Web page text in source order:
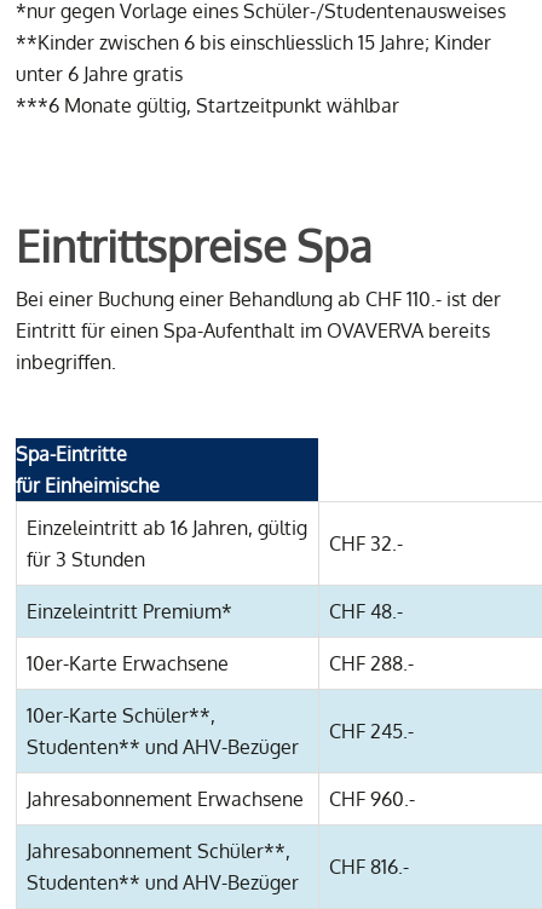
*nur gegen Vorlage eines Schüler-/Studentenausweises
**Kinder zwischen 6 bis einschliesslich 15 Jahre; Kinder
unter 6 Jahre gratis
***6 Monate gültig, Startzeitpunkt wählbar
Eintrittspreise Spa
Bei einer Buchung einer Behandlung ab CHF 110.- ist der
Eintritt für einen Spa-Aufenthalt im OVAVERVA bereits
inbegriffen.
Spa-Eintritte
für Einheimische
Einzeleintritt ab 16 Jahren, gültig
für 3 Stunden
CHF 32.-
Einzeleintritt Premium* CHF 48.-
10er-Karte Erwachsene CHF 288.-
10er-Karte Schüler**,
Studenten** und AHV-Bezüger
CHF 245.-
Jahresabonnement Erwachsene CHF 960.-
Jahresabonnement Schüler**,
Studenten** und AHV-Bezüger
CHF 816.-